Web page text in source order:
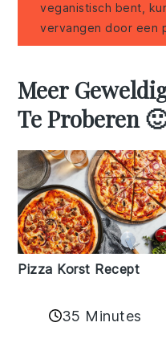
veganistisch bent,
vervangen door een
Meer
Te Proberen
Pizza Korst Recept
35 Minutes